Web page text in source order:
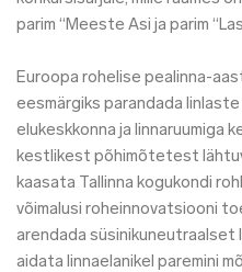
parim “Meeste Asi ja parim
Euroopa rohelise pealinna-
eesmärgiks parandada
elukeskkonna ja linnaruumiga
kestlikest põhimõtetest
kaasata Tallinna kogukondi
võimalusi roheinnovatsiooni
arendada süsinikuneutraalset
aidata linnaelanikel paremini